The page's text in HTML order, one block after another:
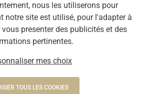
by Optic Libre
| Chaussée de Waterloo 1359J,
596 518 | T : 02/375 44 00 | E
nous les utiliserons pour
notre site est utilisé, pour l'adapter à
presenter des publicités et des
pertinentes.
mes choix
TOUS LES COOKIES